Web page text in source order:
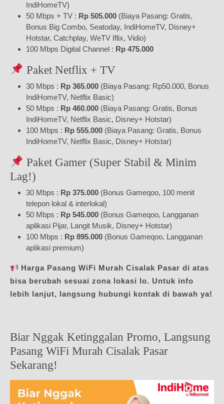
IndiHomeTV)
50 Mbps + TV : Rp 505.000 (Biaya Pasang: Gratis,
Bonus Big Combo, Seatoday, IndiHomeTV, Disney+
Hotstar, Catchplay, WeTV Iflix, Vidio)
100 Mbps Digital Channel : Rp 475.000
Paket Netflix + TV
30 Mbps : Rp 365.000 (Biaya Pasang: Rp50.000, Bonus
IndiHomeTV, Netflix Basic)
50 Mbps : Rp 460.000 (Biaya Pasang: Gratis, Bonus
IndiHomeTV, Netflix Basic, Disney+ Hotstar)
100 Mbps : Rp 555.000 (Biaya Pasang: Gratis, Bonus
IndiHomeTV, Netflix Basic, Disney+ Hotstar)
Paket Gamer (Super Stabil & Minim
Lag!)
30 Mbps : Rp 375.000 (Bonus Gameqoo, 100 menit
telepon lokal & interlokal)
50 Mbps : Rp 545.000 (Bonus Gameqoo, Langganan
aplikasi Pijar, Langit Musik, Disney+ Hotstar)
100 Mbps : Rp 895.000 (Bonus Gameqoo, Langganan
aplikasi premium)
Harga Pasang WiFi Murah Cisalak Pasar di atas
bisa berubah sesuai zona lokasi lo. Untuk info
lebih lanjut, langsung hubungi kontak di bawah ya!
Biar Nggak Ketinggalan Promo, Langsung
Pasang WiFi Murah Cisalak Pasar
Sekarang!